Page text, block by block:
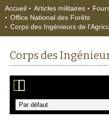
Accueil Articles militaires
Office National des Forêts
Corps des Ingénieurs de
Corps des